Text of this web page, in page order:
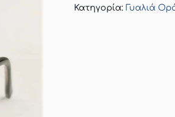
Κατηγορία: Γυαλιά